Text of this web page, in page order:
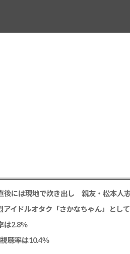
は2.8％
聴率は10.4％